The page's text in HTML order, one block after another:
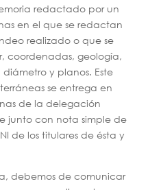
redactado por un
en el que se redactan
realizado o que se
coordenadas, geología,
y planos. Este
se entrega en
de la delegación
junto con nota simple de
de los titulares de ésta y
debemos de comunicar